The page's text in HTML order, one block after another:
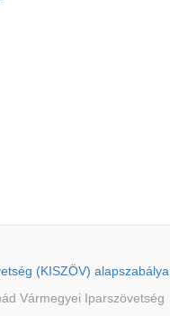
(KISZÖV) alapszabálya
Vármegyei Iparszövetség